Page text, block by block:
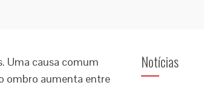
Uma causa comum
ombro aumenta entre
Notícias